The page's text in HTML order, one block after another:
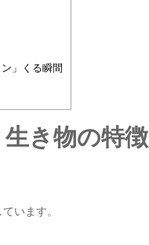
」くる瞬間
き物の特徴
います。